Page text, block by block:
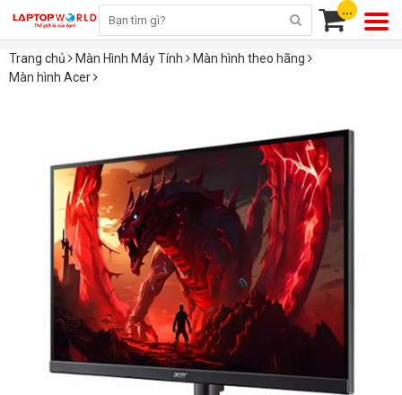
...
Trang chủ Màn Hình Máy Tính
Màn hình theo hãng
Màn hình Acer